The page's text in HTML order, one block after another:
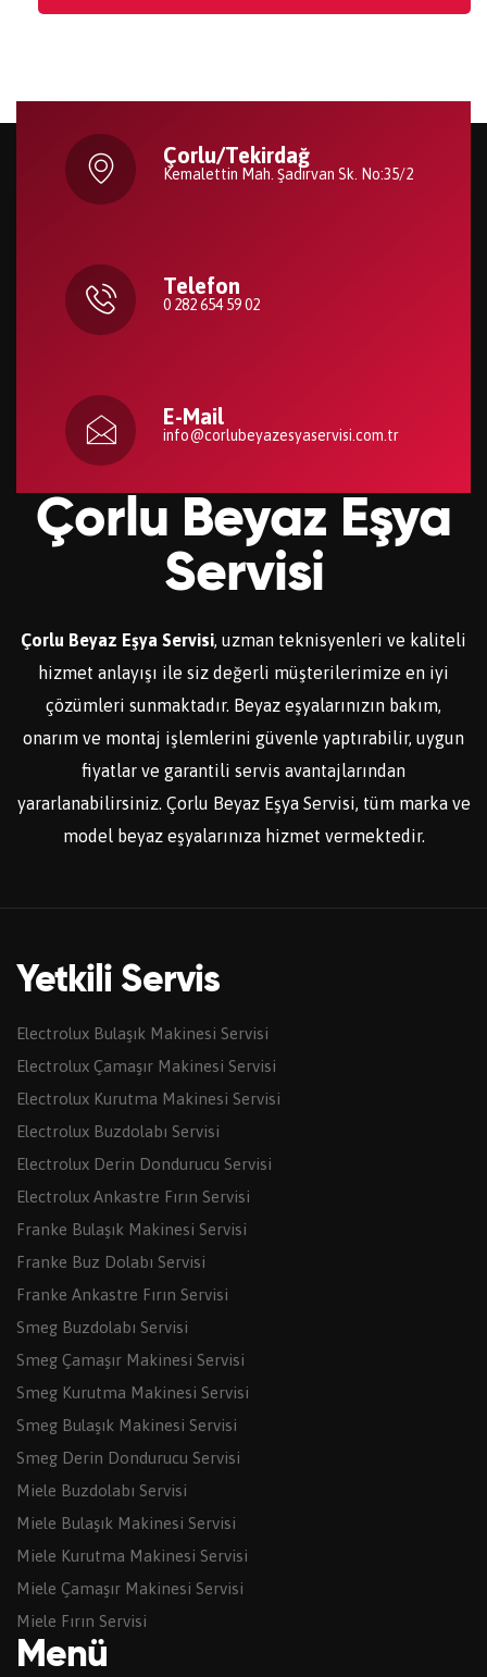
Çorlu/Tekirdağ
Kemalettin Mah. Şadırvan Sk. No:35/2
Telefon
0 282 654 59 02
E-Mail
info@corlubeyazesyaservisi.com.tr
Çorlu Beyaz Eşya
Servisi
Çorlu Beyaz Eşya Servisi, uzman teknisyenleri ve kaliteli
hizmet anlayışı ile siz değerli müşterilerimize en iyi
çözümleri sunmaktadır. Beyaz eşyalarınızın bakım,
onarım ve montaj işlemlerini güvenle yaptırabilir, uygun
fiyatlar ve garantili servis avantajlarından
yararlanabilirsiniz. Çorlu Beyaz Eşya Servisi, tüm marka ve
model beyaz eşyalarınıza hizmet vermektedir.
Yetkili Servis
Electrolux Bulaşık Makinesi Servisi
Electrolux Çamaşır Makinesi Servisi
Electrolux Kurutma Makinesi Servisi
Electrolux Buzdolabı Servisi
Electrolux Derin Dondurucu Servisi
Electrolux Ankastre Fırın Servisi
Franke Bulaşık Makinesi Servisi
Franke Buz Dolabı Servisi
Franke Ankastre Fırın Servisi
Smeg Buzdolabı Servisi
Smeg Çamaşır Makinesi Servisi
Smeg Kurutma Makinesi Servisi
Smeg Bulaşık Makinesi Servisi
Smeg Derin Dondurucu Servisi
Miele Buzdolabı Servisi
Miele Bulaşık Makinesi Servisi
Miele Kurutma Makinesi Servisi
Miele Çamaşır Makinesi Servisi
Miele Fırın Servisi
Menü